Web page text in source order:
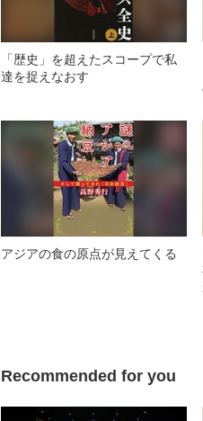
「歴史」を超えたスコープで私
達を捉えなおす
アジアの食の原点が見えてくる
Recommended for you